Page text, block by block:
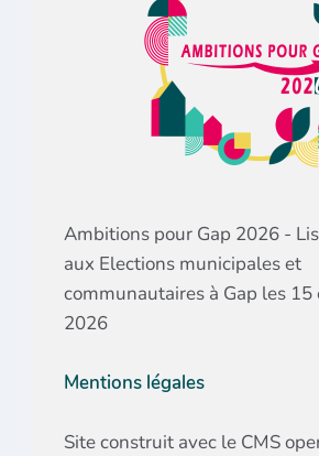
Ambitions pour Gap 2026 -
aux Elections municipales et
communautaires à Gap les 15
2026
Mentions légales
Site construit avec le CMS